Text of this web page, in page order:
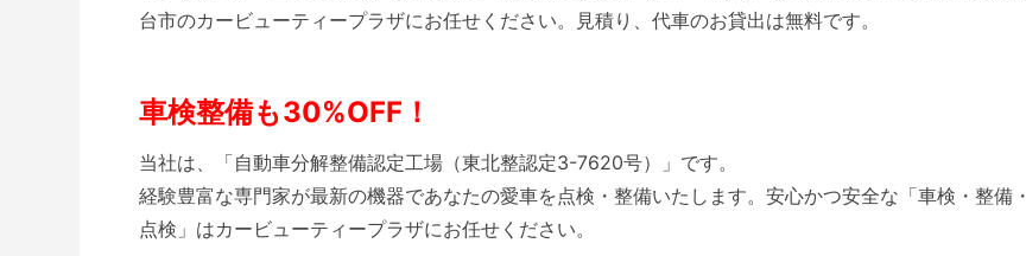
台市のカービューティープラザにお任せください。見積り、代車のお貸出は無料です。
車検整備も30%OFF！
当社は、「自動車分解整備認定工場（東北整認定3-7620号）」です。
経験豊富な専門家が最新の機器であなたの愛車を点検・整備いたします。安心かつ安全な「車検・整備・
点検」はカービューティープラザにお任せください。